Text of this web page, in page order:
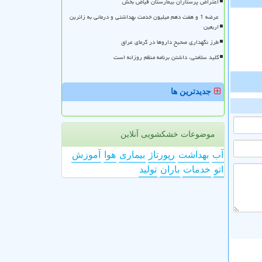
عرضه 1 و هفت دهم میلیون خدمت بهداشتی و درمانی به زائرین
اربعین
طرز نگهداری صحیح داروها در گرمای عراق
کلید سلامتی، داشتن برنامه منظم روزانه است
جدیدترین ها
موضوعات خشکشویی آنلاین
آب بهداشت رپورتاژ بیماری هوا
آموزش
اتو خدمات باران تولید